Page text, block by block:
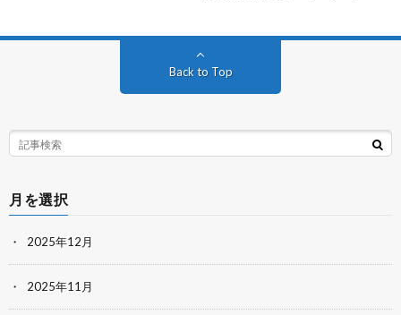
Back to Top
月を選択
2025年12月
2025年11月